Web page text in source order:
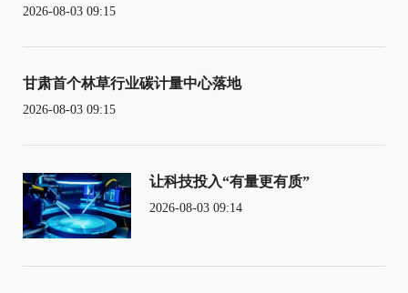
2026-08-03 09:15
甘肃首个林草行业碳计量中心落地
2026-08-03 09:15
让科技投入“有量更有质”
2026-08-03 09:14